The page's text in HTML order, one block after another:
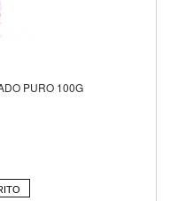
PURO 100G